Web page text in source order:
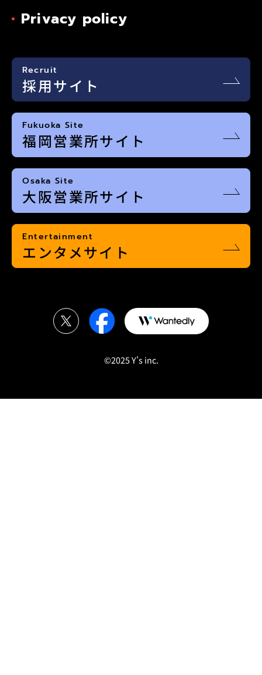
Privacy policy
Recruit
採用サイト
Fukuoka Site
福岡営業所サイト
Osaka Site
大阪営業所サイト
Entertainment
エンタメサイト
©2025 Y's inc.︎